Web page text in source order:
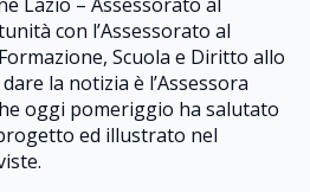
con l’Assessorato al
Scuola e Diritto allo
la notizia è l’Assessora
oggi pomeriggio ha salutato
ed illustrato nel